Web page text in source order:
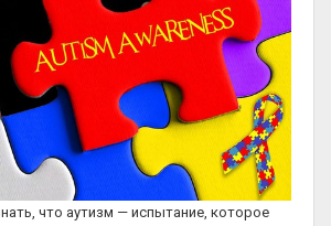
что аутизм — испытание, которое